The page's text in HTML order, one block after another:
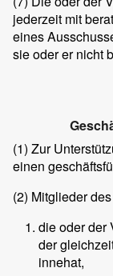
jederzeit mit
eines
sie oder er nicht
(1) Zur
einen
(2) Mitglieder
die oder der
der
innehat,